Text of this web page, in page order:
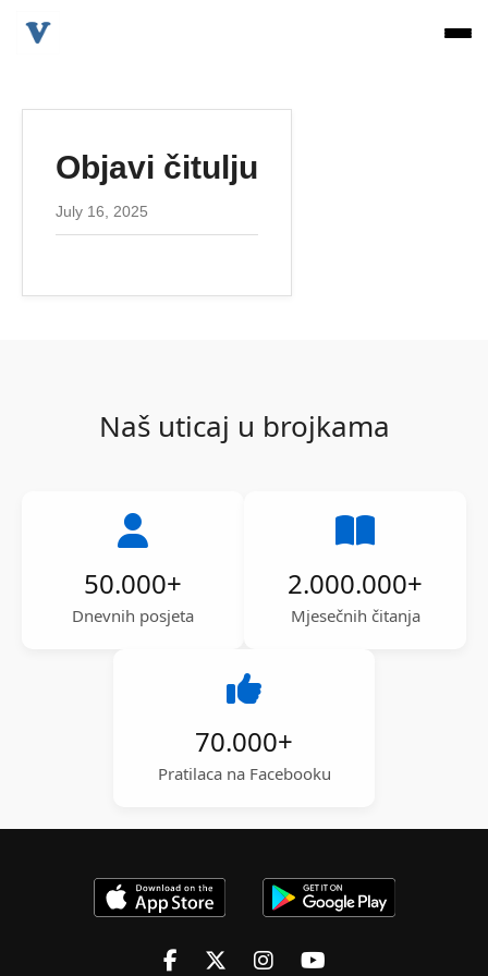
Objavi čitulju
July 16, 2025
Naš uticaj u brojkama
50.000+
Dnevnih posjeta
2.000.000+
Mjesečnih čitanja
70.000+
Pratilaca na Facebooku